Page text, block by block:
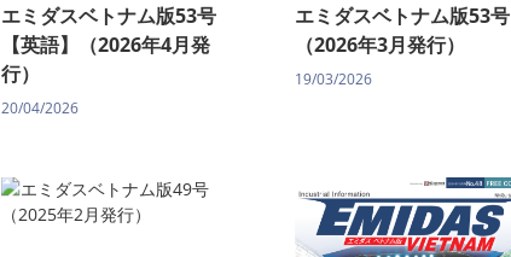
エミダスベトナム版53号
【英語】（2026年4月発
行）
20/04/2026
エミダスベトナム版53号
（2026年3月発行）
19/03/2026